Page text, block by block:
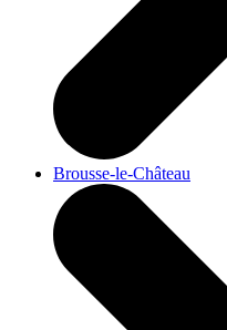
Brousse-le-Château